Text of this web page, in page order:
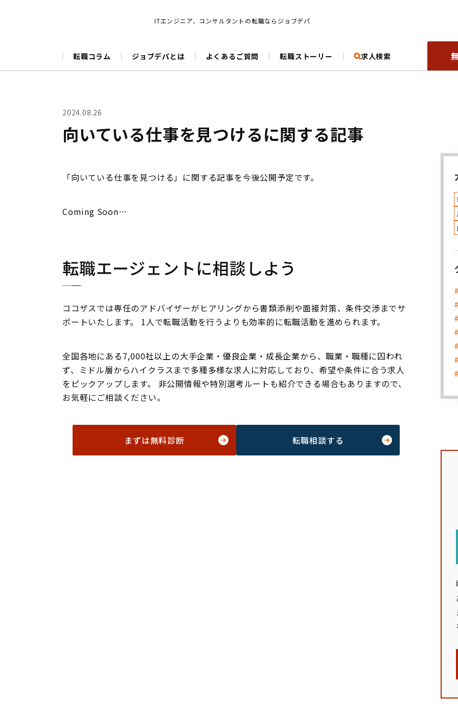
ITエンジニア、コンサルタントの転職ならジョブデパ
転職コラム ジョブデパとは よくあるご質問 転職ストーリー 求人検索
あなたのキャリアを 次のステージへ導く求
選択する 選択する
【職種】 設定なし
【勤務地】 設定なし
2024.08.26
向いている仕事を見つけるに関する記事
「向いている仕事を見つける」に関する記事を今後公開予定です。
Coming Soon…
転職エージェントに相談しよう
ココザスでは専任のアドバイザーがヒアリングから書類添削や面接対策、条件交渉までサ
ポートいたします。 1人で転職活動を行うよりも効率的に転職活動を進められます。
全国各地にある7,000社以上の大手企業・優良企業・成長企業から、職業・職種に囚われ
ず、ミドル層からハイクラスまで多種多様な求人に対応しており、希望や条件に合う求人
をピックアップします。 非公開情報や特別選考ルートも紹介できる場合もありますので、
お気軽にご相談ください。
まずは無料診断 転職相談する